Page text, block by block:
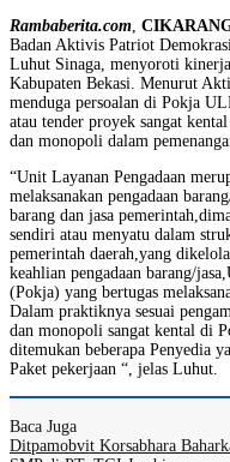
Rambaberita.com
Badan Aktivis Patriot
Luhut Sinaga, menyoroti
Kabupaten Bekasi. Menurut
menduga persoalan di Pokja
atau tender proyek sangat
dan monopoli dalam
“Unit Layanan Pengadaan
melaksanakan pengadaan
barang dan jasa
sendiri atau menyatu dalam
pemerintah daerah,yang
keahlian pengadaan barang/
(Pokja) yang bertugas
Dalam praktiknya sesuai
dan monopoli sangat kental di
ditemukan beberapa Penyedia
Paket pekerjaan “, jelas Luhut.
Baca Juga
Ditpamobvit Korsabhara